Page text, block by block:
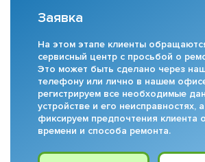
Заявка
На этом этапе клиенты
сервисный центр с просьбой о
Это может быть сделано через
телефону или лично в нашем
регистрируем все необходимые
устройстве и его неисправностях,
фиксируем предпочтения клиента
времени и способа ремонта.